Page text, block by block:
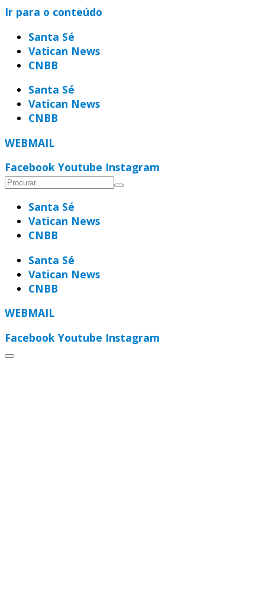
Ir para o conteúdo
Santa Sé
Vatican News
CNBB
Santa Sé
Vatican News
CNBB
WEBMAIL
Facebook Youtube Instagram
Santa Sé
Vatican News
CNBB
Santa Sé
Vatican News
CNBB
WEBMAIL
Facebook Youtube Instagram